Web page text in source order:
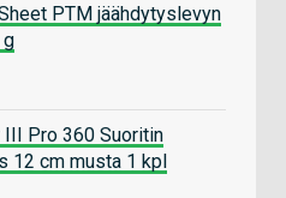
PTM jäähdytyslevyn
g
III Pro 360 Suoritin
12 cm musta 1 kpl